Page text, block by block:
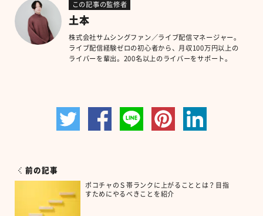
この記事の監修者
土本
株式会社サムシングファン／ライブ配信マネージャー。
ライブ配信経験ゼロの初心者から、月収100万円以上の
ライバーを輩出。200名以上のライバーをサポート。
前の記事
ポコチャのＳ帯ランクに上がることとは？目指
すためにやるべきことを紹介